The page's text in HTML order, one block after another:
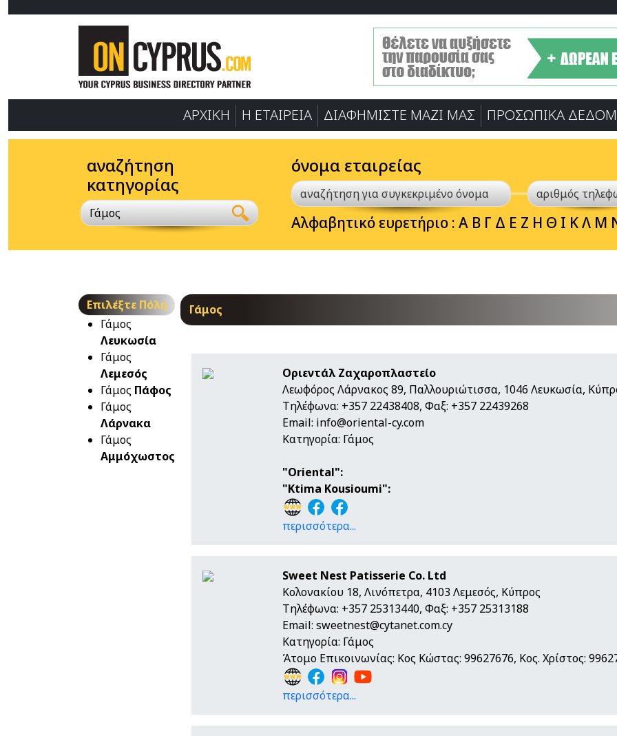
ΑΡΧΙΚΗ Η ΕΤΑΙΡΕΙΑ ΔΙΑΦΗΜΙΣΤΕ ΜΑΖΙ ΜΑΣ ΠΡΟΣΩΠΙΚA
αναζήτηση
κατηγορίας
Γάμος
όνομα εταιρείας
Αλφαβητικό ευρετήριο : Α Β Γ Δ Ε Ζ Η Θ Ι ΚΛ Μ
Επιλέξτε Πόλη
Γάμος
Λευκωσία
Γάμος
Λεμεσός
Γάμος Πάφος
Γάμος
Λάρνακα
Γάμος
Αμμόχωστος
Γάμος
Οριεντάλ Ζαχαροπλαστείο
Λεωφόρος Λάρνακος 89, Παλλουριώτισσα, 1046 Λευκωσία,
Τηλέφωνα: +357 22438408, Φαξ: +357 22439268
Email: info@oriental-cy.com
Κατηγορία: Γάμος
"Oriental":
"Ktima Kousioumi":
περισσότερα...
Sweet Nest Patisserie Co. Ltd
Κολονακίου 18, Λινόπετρα, 4103 Λεμεσός, Κύπρος
Τηλέφωνα: +357 25313440, Φαξ: +357 25313188
Email: sweetnest@cytanet.com.cy
Κατηγορία: Γάμος
Άτομο Επικοινωνίας: Κος Κώστας: 99627676, Κος. Χρίστος:
περισσότερα...